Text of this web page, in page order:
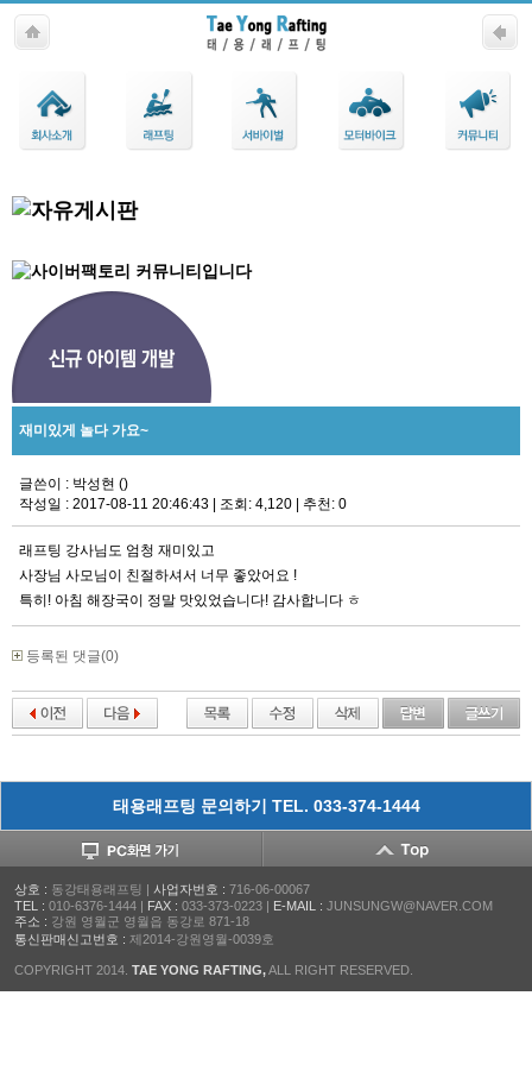
재미있게 놀다 가요~
글쓴이 : 박성현 ()
작성일 : 2017-08-11 20:46:43 | 조회: 4,120 | 추천: 0
래프팅 강사님도 엄청 재미있고
사장님 사모님이 친절하셔서 너무 좋았어요 !
특히! 아침 해장국이 정말 맛있었습니다! 감사합니다 ㅎ
등록된 댓글(0)
태용래프팅 문의하기 TEL. 033-374-1444
상호 : 동강태용래프팅 | 사업자번호 : 716-06-00067
TEL : 010-6376-1444 | FAX : 033-373-0223 | E-MAIL : JUNSUNGW@NAVER.COM
주소 : 강원 영월군 영월읍 동강로 871-18
통신판매신고번호 : 제2014-강원영월-0039호
COPYRIGHT 2014. TAE YONG RAFTING,ALL RIGHT RESERVED.